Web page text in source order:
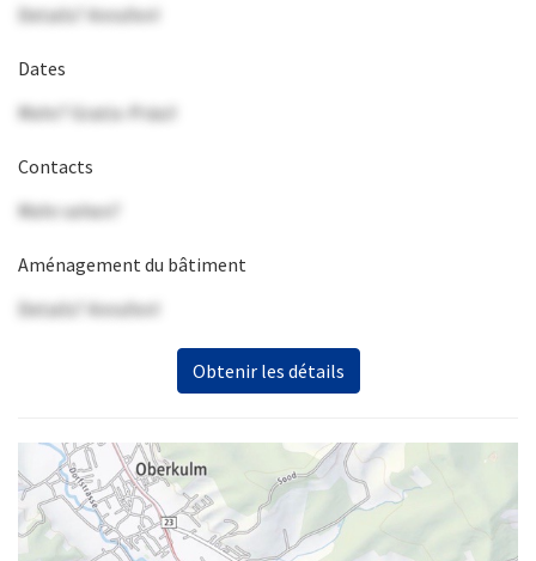
Details? Anrufen!
Dates
Mehr? Gratis-Präsi!
Contacts
Mehr sehen?
Aménagement du bâtiment
Details? Anrufen!
Obtenir les détails